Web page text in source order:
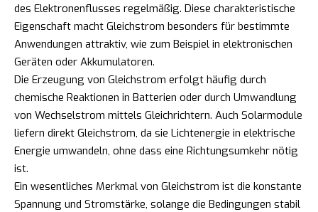
des Elektronenflusses regelmäßig. Diese charakteristische
Eigenschaft macht Gleichstrom besonders für bestimmte
Anwendungen attraktiv, wie zum Beispiel in elektronischen
Geräten oder Akkumulatoren.
Die Erzeugung von Gleichstrom erfolgt häufig durch
chemische Reaktionen in Batterien oder durch Umwandlung
von Wechselstrom mittels Gleichrichtern. Auch Solarmodule
liefern direkt Gleichstrom, da sie Lichtenergie in elektrische
Energie umwandeln, ohne dass eine Richtungsumkehr nötig
ist.
Ein wesentliches Merkmal von Gleichstrom ist die konstante
Spannung und Stromstärke, solange die Bedingungen stabil